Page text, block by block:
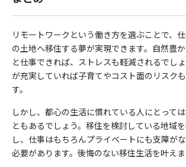
リモートワークという働き方を選ぶことで、
の土地へ移住する夢が実現できます。自然豊
と仕事できれば、ストレスも軽減されるでし
が充実していれば子育てやコスト面のリスク
す。
しかし、都心の生活に慣れている人にとって
ともあるでしょう。移住を検討している地域
し、仕事はもちろんプライベートにも支障が
必要があります。後悔のない移住生活を叶えま